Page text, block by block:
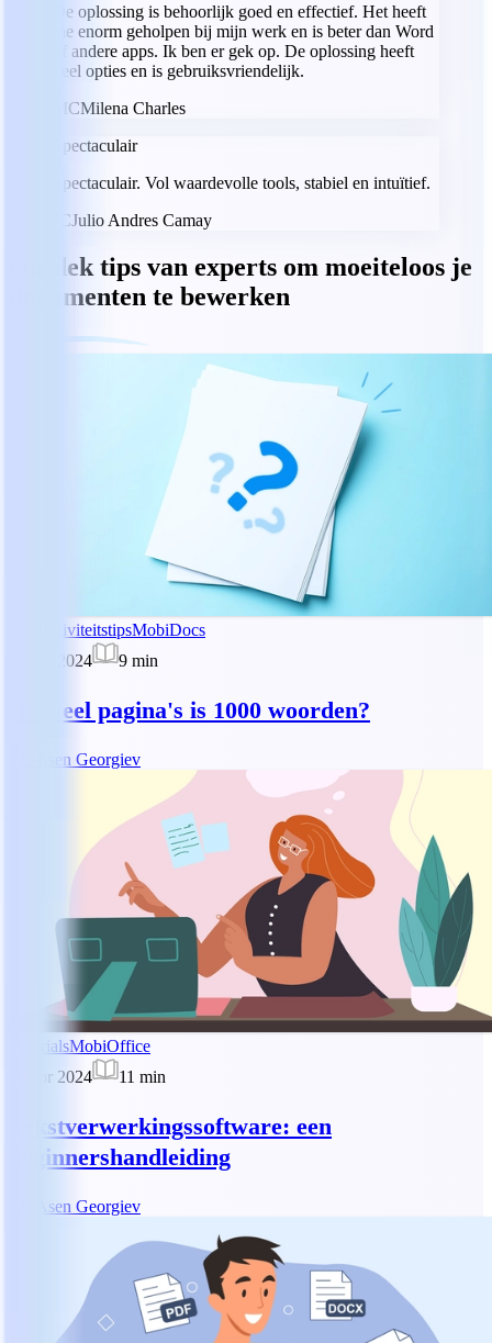
De oplossing is behoorlijk goed en effectief. Het heeft
me enorm geholpen bij mijn werk en is beter dan Word
of andere apps. Ik ben er gek op. De oplossing heeft
veel opties en is gebruiksvriendelijk.
MCMilena Charles
Spectaculair
Spectaculair. Vol waardevolle tools, stabiel en intuïtief.
JCJulio Andres Camay
Ontdek tips van experts om moeiteloos je
documenten te bewerken
ProductiviteitstipsMobiDocs
20 jun 2024
9 min
Hoeveel pagina's is 1000 woorden?
Asen Georgiev
TutorialsMobiOffice
30 apr 2024
11 min
Tekstverwerkingssoftware: een
beginnershandleiding
Asen Georgiev